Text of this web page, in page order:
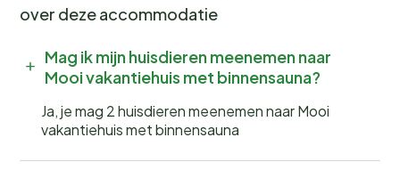
over deze accommodatie
Mag ik mijn huisdieren meenemen naar
Mooi vakantiehuis met binnensauna?
Ja, je mag 2 huisdieren meenemen naar Mooi
vakantiehuis met binnensauna